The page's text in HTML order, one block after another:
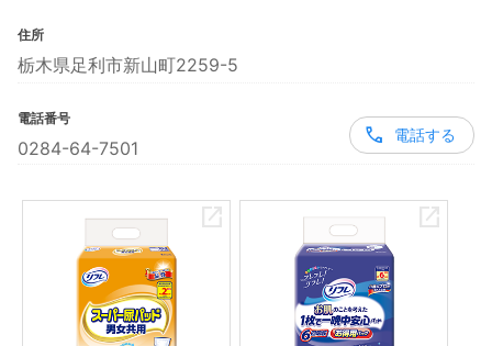
住所
栃木県足利市新山町2259-5
電話番号
0284-64-7501
電話する